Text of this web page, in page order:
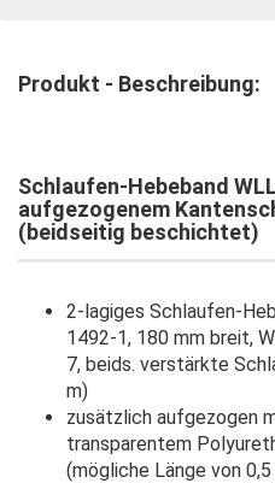
Produkt - Beschreibung:
Schlaufen-Hebeband
aufgezogenem
(beidseitig beschichtet)
2-lagiges Schlaufen-
1492-1, 180 mm breit,
7, beids. verstärkte
m)
zusätzlich aufgezogen
transparentem
(mögliche Länge von